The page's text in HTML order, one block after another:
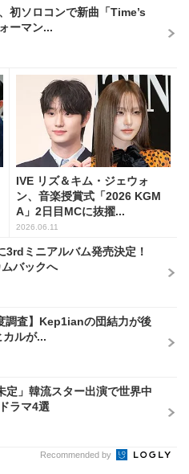
初ソロコンで新曲「Time’s
ーマン...
IVE リズ＆キム・ジェウォ
ン、音楽授賞式「2026 KGM
A」2日目MCに抜擢...
2026.06.11
3rdミニアルバム発売決定！
バックへ
調査】Kep1ianの団結力が後
ルが...
定」韓流スター出演で世界中
ラマ4選
Recommended by